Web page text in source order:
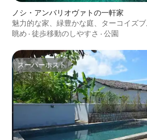
ノシ・アンバリオヴァトの一軒家
魅力的な家、緑豊かな庭、ターコイズ
眺め · 徒歩移動のしやすさ · 公園
スーパーホスト
スーパーホスト